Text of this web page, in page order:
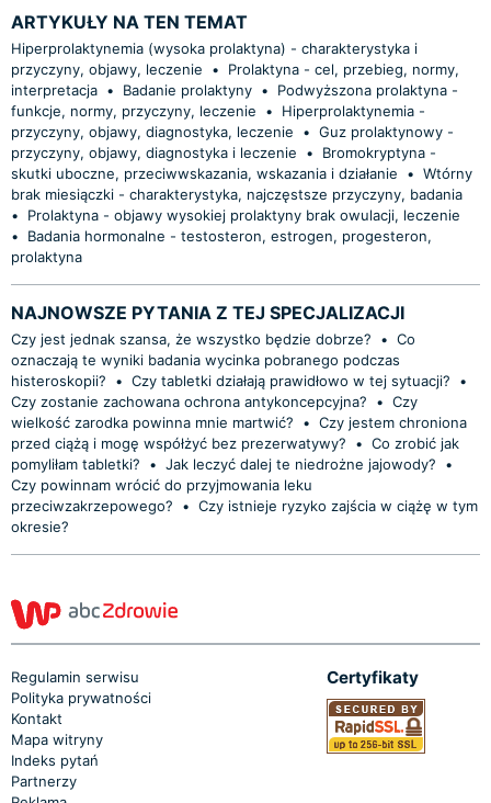
ARTYKUŁY NA TEN TEMAT
Hiperprolaktynemia (wysoka prolaktyna) - charakterystyka i
przyczyny, objawy, leczenie
•
Prolaktyna - cel, przebieg, normy,
interpretacja • Badanie prolaktyny •
Podwyższona prolaktyna -
funkcje, normy, przyczyny, leczenie
•
Hiperprolaktynemia -
przyczyny, objawy, diagnostyka, leczenie
• Guz prolaktynowy -
przyczyny, objawy, diagnostyka i leczenie
•
Bromokryptyna -
skutki uboczne, przeciwwskazania, wskazania i działanie
• Wtórny
brak miesiączki - charakterystyka, najczęstsze przyczyny, badania
•
Prolaktyna - objawy wysokiej prolaktyny brak owulacji, leczenie
•
Badania hormonalne - testosteron, estrogen, progesteron,
prolaktyna
NAJNOWSZE PYTANIA Z TEJ SPECJALIZACJI
Czy jest jednak szansa, że wszystko będzie dobrze? • Co
oznaczają te wyniki badania wycinka pobranego podczas
histeroskopii?
• Czy tabletki działają prawidłowo w tej sytuacji?
•
Czy zostanie zachowana ochrona antykoncepcyjna?
• Czy
wielkość zarodka powinna mnie martwić?
• Czy jestem chroniona
przed ciążą i mogę współżyć bez prezerwatywy?
• Co zrobić jak
pomyliłam tabletki?
• Jak leczyć dalej te niedrożne jajowody?
•
Czy powinnam wrócić do przyjmowania leku
przeciwzakrzepowego?
• Czy istnieje ryzyko zajścia w ciążę w tym
okresie?
Regulamin serwisu
Polityka prywatności
Kontakt
Mapa witryny
Indeks pytań
Partnerzy
Certyfikaty